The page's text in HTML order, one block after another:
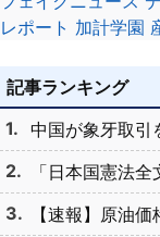
レポート 加計学園
記事ランキング
中国が象牙取引
「日本国憲法
【速報】原油